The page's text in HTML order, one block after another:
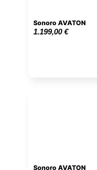
Sonoro AVATON
1.199,00€
Sonoro AVATON